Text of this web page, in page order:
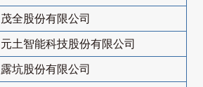
茂全股份有限公司
元土智能科技股份有限公司
露坑股份有限公司